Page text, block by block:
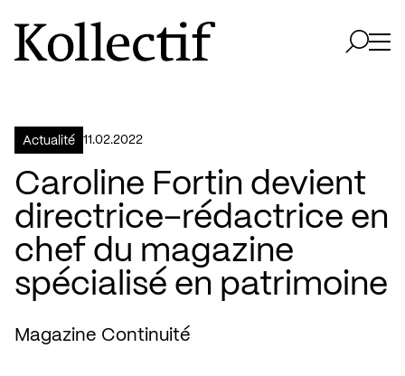
Aller à la page d'accueil
Logo Kollectif
Actualité 11.02.2022
Caroline Fortin devient
directrice–rédactrice en
chef du magazine
spécialisé en patrimoine
Magazine Continuité